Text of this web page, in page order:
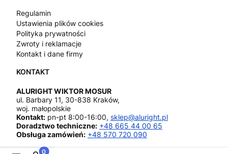
Regulamin
Ustawienia plików cookies
Polityka prywatności
Zwroty i reklamacje
Kontakt i dane firmy
ALURIGHT WIKTOR MOSUR
ul. Barbary 11, 30-838 Kraków,
woj. małopolskie
Kontakt: pn-pt 8:00-16:00, sklep@aluright.pl
Doradztwo techniczne: +48 665 44 00 65
Obsługa zamówień: +48 570 720 090